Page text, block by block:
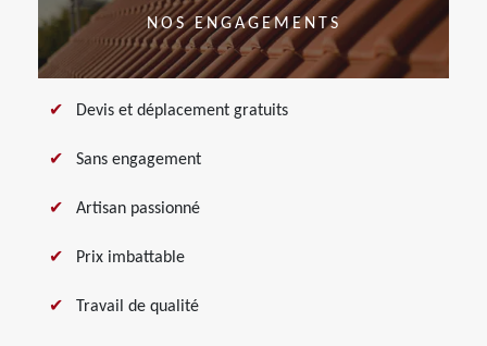
NOS ENGAGEMENTS
Devis et déplacement gratuits
Sans engagement
Artisan passionné
Prix imbattable
Travail de qualité